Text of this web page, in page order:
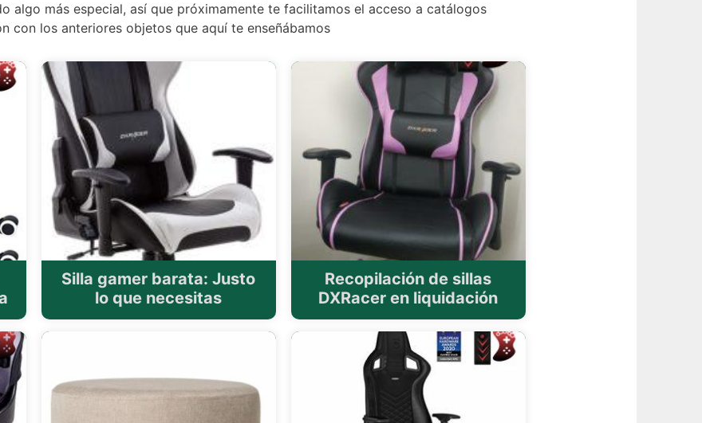
algo más especial, así que próximamente te facilitamos el acceso a catálogos
con los anteriores objetos que aquí te enseñábamos
Silla gamer barata: Justo
lo que necesitas
Recopilación de sillas
DXRacer en liquidación